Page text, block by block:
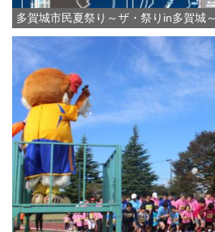
多賀城市民夏祭り～ザ・祭りin多賀城